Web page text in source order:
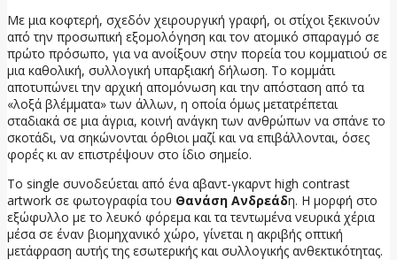
Με μια κοφτερή, σχεδόν χειρουργική γραφή, οι στίχοι ξεκινούν
από την προσωπική εξομολόγηση και τον ατομικό σπαραγμό σε
πρώτο πρόσωπο, για να ανοίξουν στην πορεία του κομματιού σε
μια καθολική, συλλογική υπαρξιακή δήλωση. Το κομμάτι
αποτυπώνει την αρχική απομόνωση και την απόσταση από τα
«λοξά βλέμματα» των άλλων, η οποία όμως μετατρέπεται
σταδιακά σε μια άγρια, κοινή ανάγκη των ανθρώπων να σπάνε το
σκοτάδι, να σηκώνονται όρθιοι μαζί και να επιβάλλονται, όσες
φορές κι αν επιστρέψουν στο ίδιο σημείο.
Το single συνοδεύεται από ένα αβαντ-γκαρντ high contrast
artwork σε φωτογραφία του Θανάση Ανδρεάδη. Η μορφή στο
εξώφυλλο με το λευκό φόρεμα και τα τεντωμένα νευρικά χέρια
μέσα σε έναν βιομηχανικό χώρο, γίνεται η ακριβής οπτική
μετάφραση αυτής της εσωτερικής και συλλογικής ανθεκτικότητας.